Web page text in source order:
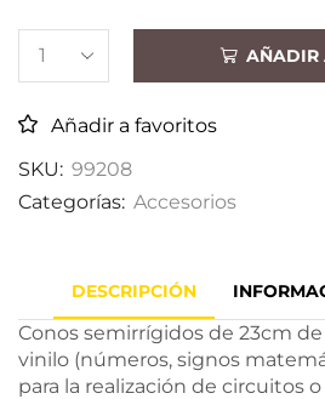
AÑADIR
Añadir a favoritos
SKU: 99208
Categorías: Accesorios
DESCRIPCIÓN
Conos semirrígidos de 23cm
vinilo (números, signos
para la realización de circuitos